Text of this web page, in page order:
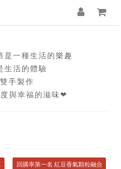
是一種生活的樂趣
生活的體驗
手製作
與幸福的滋味❤
回購率第一名 紅豆香氣顆粒融合